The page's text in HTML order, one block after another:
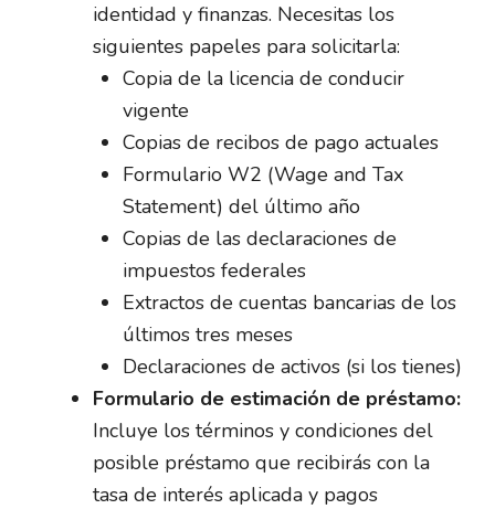
identidad y finanzas. Necesitas los
siguientes papeles para solicitarla:
Copia de la licencia de conducir
vigente
Copias de recibos de pago actuales
Formulario W2 (Wage and Tax
Statement) del último año
Copias de las declaraciones de
impuestos federales
Extractos de cuentas bancarias de los
últimos tres meses
Declaraciones de activos (si los tienes)
Formulario de estimación de préstamo:
Incluye los términos y condiciones del
posible préstamo que recibirás con la
tasa de interés aplicada y pagos